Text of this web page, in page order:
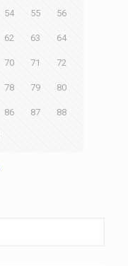
54 55 56
62 63 64
70 71 72
78 79 80
86 87 88